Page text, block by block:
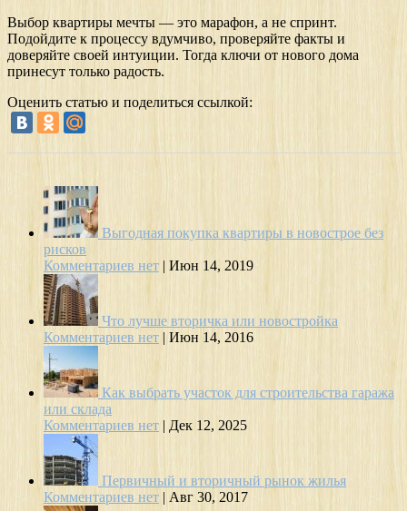
Выбор квартиры мечты — это марафон, а не спринт.
Подойдите к процессу вдумчиво, проверяйте факты и
доверяйте своей интуиции. Тогда ключи от нового дома
принесут только радость.
Оценить статью и поделиться ссылкой:
Выгодная покупка квартиры в новострое без
рисков
Комментариев нет | Июн 14, 2019
Что лучше вторичка или новостройка
Комментариев нет | Июн 14, 2016
Как выбрать участок для строительства гаража
или склада
Комментариев нет | Дек 12, 2025
Первичный и вторичный рынок жилья
Комментариев нет | Авг 30, 2017